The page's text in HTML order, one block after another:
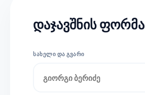
დაჯავშნის ფორმა
ᲡᲐᲮᲔᲚᲘ ᲓᲐ ᲒᲕᲐᲠᲘ